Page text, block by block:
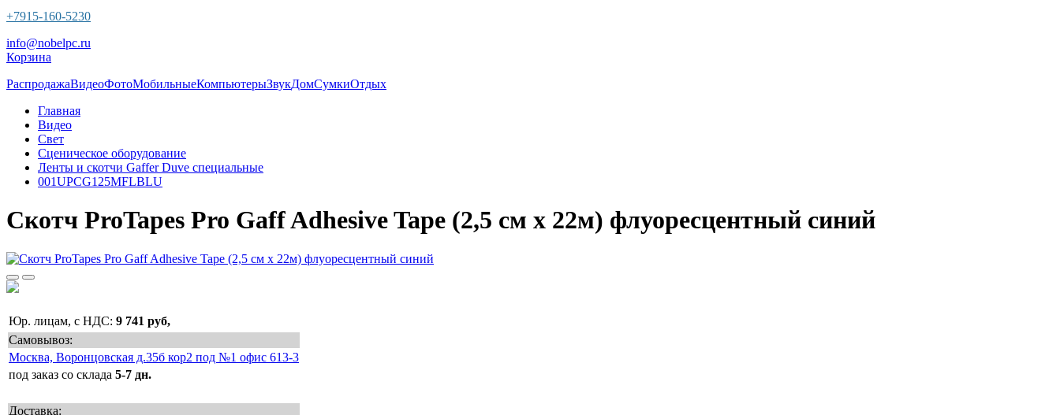
+7915-160-5230
info@nobelpc.ru
Корзина
РаспродажаВидеоФотоМобильныеКомпьютерыЗвукДомСумкиОтдых
Главная
Видео
Свет
Сценическое оборудование
Ленты и скотчи Gaffer Duve специальные
001UPCG125MFLBLU
Скотч ProTapes Pro Gaff Adhesive Tape (2,5 см x 22м) флуоресцентный синий
Юр. лицам, с НДС: 9 741 руб,
Самовывоз:
Москва, Воронцовская д.35б кор2 под №1 офис 613-3
под заказ со склада 5-7 дн.
Доставка: